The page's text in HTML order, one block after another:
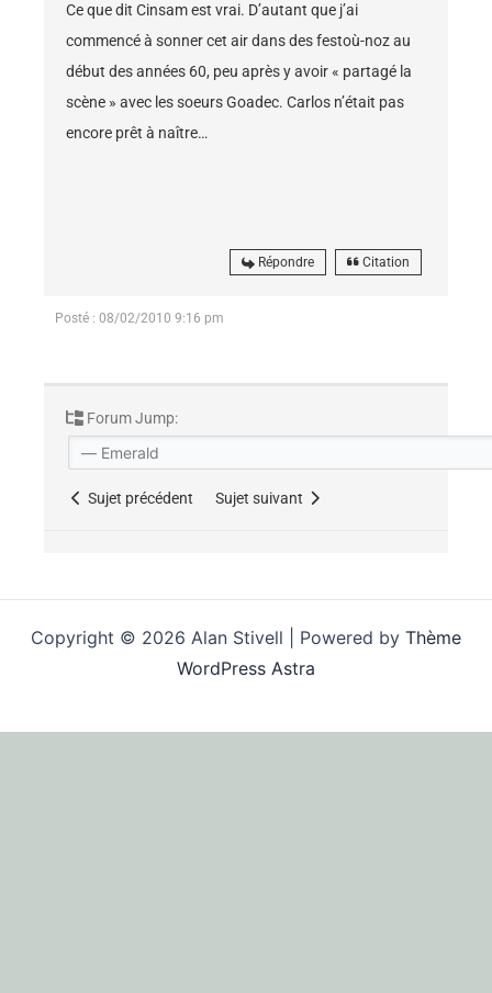
Ce que dit Cinsam est vrai. D’autant que j’ai
commencé à sonner cet air dans des festoù-noz au
début des années 60, peu après y avoir « partagé la
scène » avec les soeurs Goadec. Carlos n’était pas
encore prêt à naître…
Répondre Citation
Posté : 08/02/2010 9:16 pm
Forum Jump:
Sujet précédent Sujet suivant
Copyright © 2026 Alan Stivell | Powered by Thème
WordPress Astra